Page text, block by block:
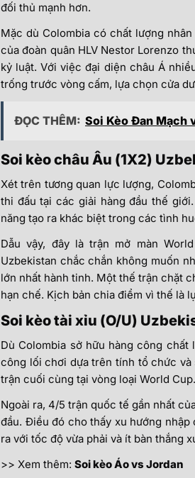
đối thủ mạnh hơn.
Mặc dù Colombia có chất lượng
của đoàn quân HLV Nestor Lorenzo
kỷ luật. Với việc đại diện châu Á
trống trước vòng cấm, lựa chọn cửa
ĐỌC THÊM: Soi Kèo Đan Mạch
Soi kèo châu Âu (1X2)
Xét trên tương quan lực lượng,
thi đấu tại các giải hàng đầu thế
năng tạo ra khác biệt trong các tình
Dẫu vậy, đây là trận mở màn
Uzbekistan chắc chắn không muốn
lớn nhất hành tinh. Một thế trận chặt
hạn chế. Kịch bản chia điểm vì thế là
Soi kèo tài xỉu (O/U)
Dù Colombia sở hữu hàng công
công lối chơi dựa trên tính tổ chức
trận cuối cùng tại vòng loại World Cup.
Ngoài ra, 4/5 trận quốc tế gần nhất
đầu. Điều đó cho thấy xu hướng
ra với tốc độ vừa phải và ít bàn thắng
>> Xem thêm: Soi kèo Áo vs Jordan